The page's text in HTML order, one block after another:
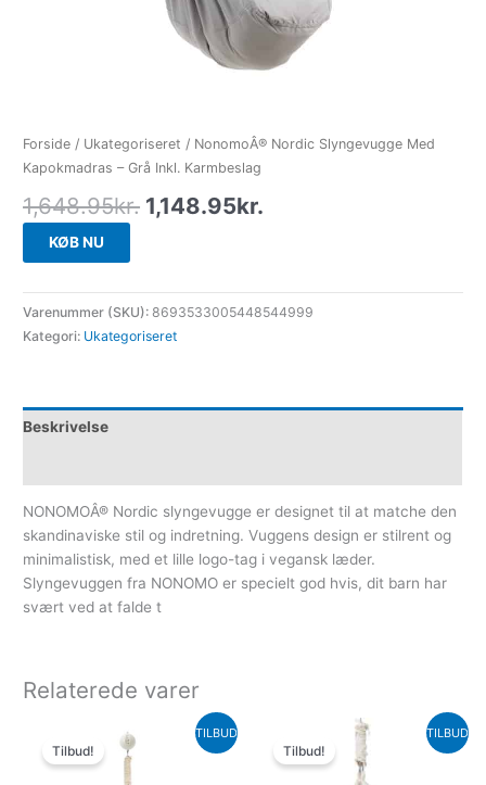
Forside / Ukategoriseret / NonomoÂ® Nordic Slyngevugge Med
Kapokmadras – Grå Inkl. Karmbeslag
1,648.95kr. 1,148.95kr.
KØB NU
Varenummer (SKU):8693533005448544999
Kategori: Ukategoriseret
Beskrivelse
NONOMOÂ® Nordic slyngevugge er designet til at matche den
skandinaviske stil og indretning. Vuggens design er stilrent og
minimalistisk, med et lille logo-tag i vegansk læder.
Slyngevuggen fra NONOMO er specielt god hvis, dit barn har
svært ved at falde t
Relaterede varer
TILBUD
Tilbud!
oprindelige
pris
Den
aktuelle
TILBUD
Tilbud!
oprindelige
pris
aktuelle